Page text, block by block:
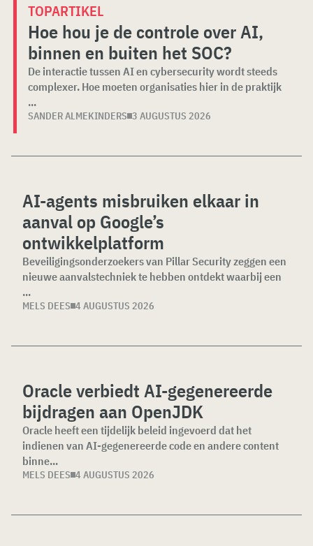
TOPARTIKEL
Hoe hou je de controle over AI,
binnen en buiten het SOC?
De interactie tussen AI en cybersecurity wordt steeds
complexer. Hoe moeten organisaties hier in de praktijk
...
SANDER ALMEKINDERS 3 AUGUSTUS 2026
AI-agents misbruiken elkaar in
aanval op Google’s
ontwikkelplatform
Beveiligingsonderzoekers van Pillar Security zeggen een
nieuwe aanvalstechniek te hebben ontdekt waarbij een
...
MELS DEES 4 AUGUSTUS 2026
Oracle verbiedt AI-gegenereerde
bijdragen aan OpenJDK
Oracle heeft een tijdelijk beleid ingevoerd dat het
indienen van AI-gegenereerde code en andere content
binne...
MELS DEES 4 AUGUSTUS 2026